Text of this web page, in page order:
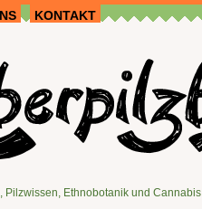
KONTAKT
Pilzwissen, Ethnobotanik und Cannabis